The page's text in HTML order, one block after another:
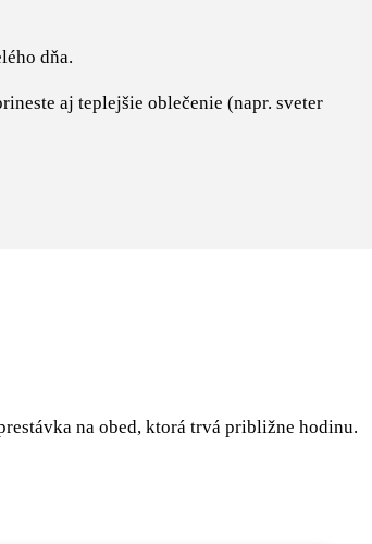
dňa.
aj teplejšie oblečenie (napr. sveter
na obed, ktorá trvá približne hodinu.